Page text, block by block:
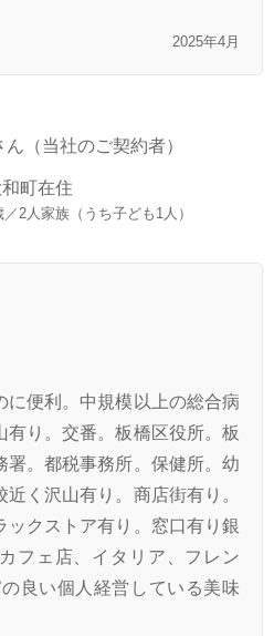
2025年4月
ん（当社のご契約者）
町在住
2人家族（うち子ども1人）
に便利。中規模以上の総合病
有り。交番。板橋区役所。板
署。都税事務所。保健所。幼
く沢山有り。商店街有り。
ックストア有り。窓口有り銀
フェ店、イタリア、フレン
良い個人経営している美味